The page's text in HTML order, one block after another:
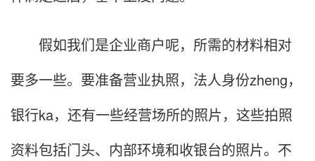
假如我们是企业商户呢，所需的材料相对
要多一些。要准备营业执照，法人身份zheng，
银行ka，还有一些经营场所的照片，这些拍照
资料包括门头、内部环境和收银台的照片。不